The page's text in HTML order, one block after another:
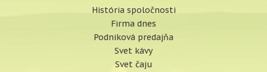
História spoločnosti
Firma dnes
Podniková predajňa
Svet kávy
Svet čaju